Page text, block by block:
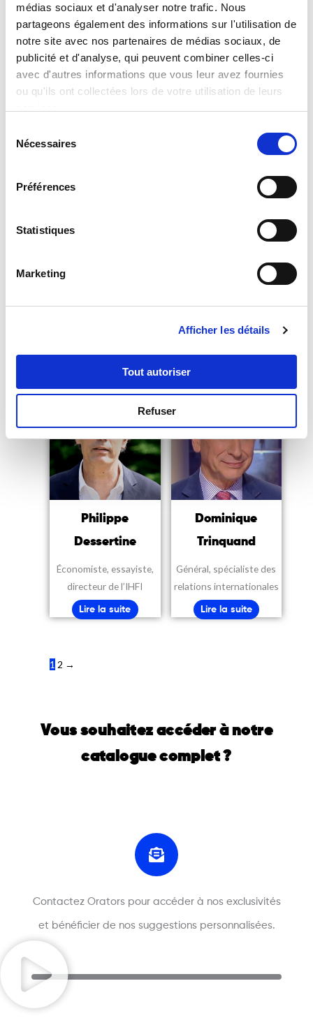
médias sociaux et d'analyser notre trafic. Nous
partageons également des informations sur l'utilisation de
notre site avec nos partenaires de médias sociaux, de
publicité et d'analyse, qui peuvent combiner celles-ci
avec d'autres informations que vous leur avez fournies
ou qu'ils ont collectées lors de votre utilisation de leurs
Nécessaires
Préférences
Statistiques
Marketing
Afficher les détails
Tout autoriser
Refuser
France Sport Expertise
Lire la suite
GIEC, Spécialiste des
questions de
géopolitique de
l’environnement
Lire la suite
Lire la suite
Directeur adjoint de la
(FRS)
Philippe
Dessertine
Économiste, essayiste,
directeur de l’IHFI
Lire la suite
Dominique
Trinquand
Général, spécialiste des
relations internationales
Lire la suite
1 2 →
Vous souhaitez accéder à notre
catalogue complet ?
Contactez Orators pour accéder à nos exclusivités
et bénéficier de nos suggestions personnalisées.